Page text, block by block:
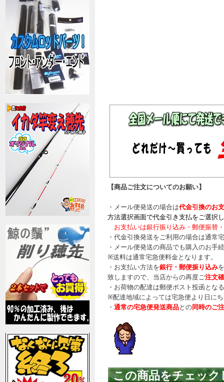
【商品ご注文についてのお願い】
・メール便発送の場合は代金引換のお
方法選択画面で代金引き支払をご選択
お支払いは銀行振り込み・郵便振替
・代金引換発送をご利用の場合は通常
・メール便発送の商品でも購入のお手
※送料は通常宅急便料金となります。
・お支払い方法を銀行・郵便振り込み
致しますので、当店からの再度ご注文
・お荷物の配達は郵便ポスト投函とな
※配達地域によっては宅急便より日に
・ 通常の宅急便発送商品との同時のご
この商品をチェッ